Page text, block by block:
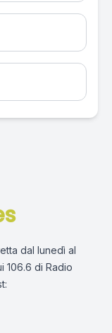
dal lunedì al
106.6 di Radio